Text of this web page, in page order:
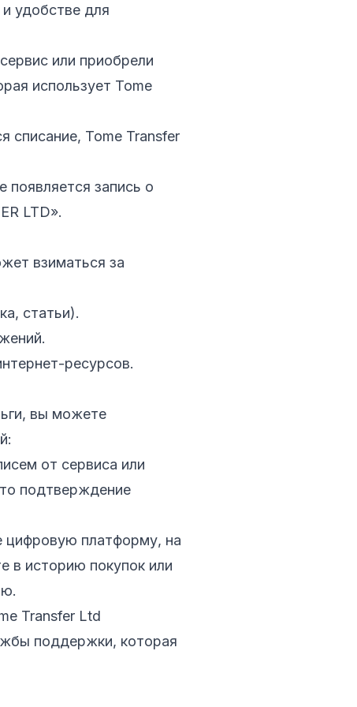
удобстве для
или приобрели
использует Tome
списание, Tome Transfer
запись о
LTD».
взиматься за
статьи).
ресурсов.
вы можете
от сервиса или
подтверждение
цифровую платформу, на
в историю покупок или
Transfer Ltd
поддержки, которая